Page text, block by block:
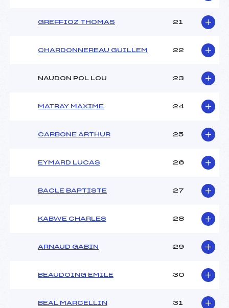
GREFFIOZ THOMAS 21
CHARDONNEREAU GUILLEM 22
NAUDON POL LOU 23
MATRAY MAXIME 24
CARBONE ARTHUR 25
EYMARD LUCAS 26
BACLE BAPTISTE 27
KABWE CHARLES 28
ARNAUD GABIN 29
BEAUDOING EMILE 30
BEAL MARCELLIN 31